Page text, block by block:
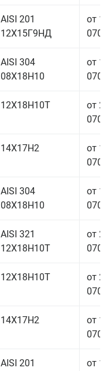
AISI 201
12Х15Г9НД
от
AISI 304
08Х18Н10
от
12Х18Н10Т
от
14Х17Н2
от
AISI 304
08Х18Н10
от
AISI 321
12Х18Н10Т
от
12Х18Н10Т
от
14Х17Н2
от
AISI 201
от